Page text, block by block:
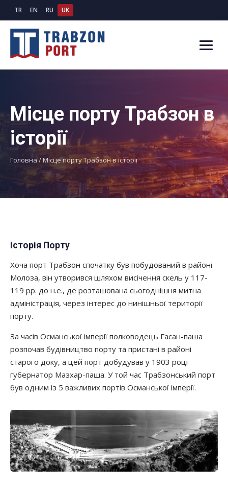
TR EN RU UK
Місце порту Трабзон в
історії
Головна/Місце порту Трабзон в історії
Історія Порту
Хоча порт Трабзон спочатку був побудований в районі
Молоза, він утворився шляхом висічення скель у 117-
119 рр. до н.е., де розташована сьогоднішня митна
адміністрація, через інтерес до нинішньої території
порту.
За часів Османської імперії полководець Гасан-паша
розпочав будівництво порту та пристані в районі
старого доку, а цей порт добудував у 1903 році
губернатор Мазхар-паша. У той час Трабзонський порт
був одним із 5 важливих портів Османської імперії.